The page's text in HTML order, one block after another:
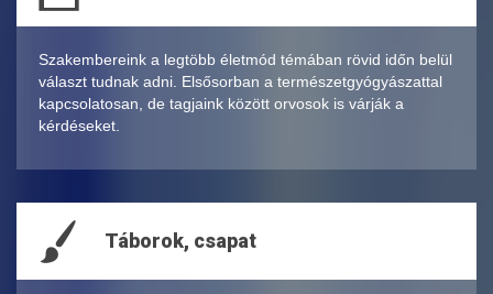
Szakembereink a legtöbb életmód témában rövid időn belül
választ tudnak adni. Elsősorban a természetgyógyászattal
kapcsolatosan, de tagjaink között orvosok is várják a
kérdéseket.
Táborok, csapat